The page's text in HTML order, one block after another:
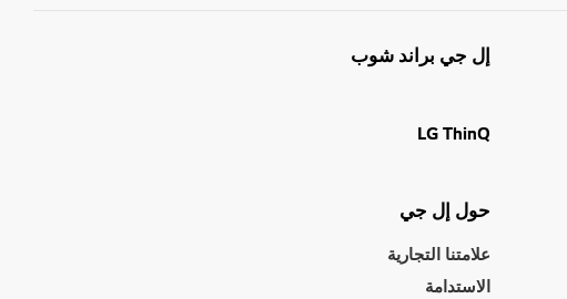
إل جي براند شوب
LG ThinQ
حول إل جي
علامتنا التجارية
الاستدامة